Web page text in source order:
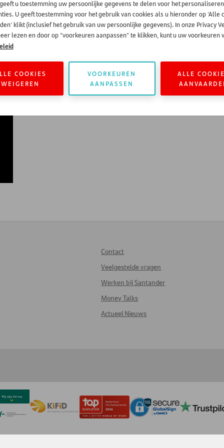
Performance Leadership, mede ontwikkeld met Button en
inspireren om hun kennis uit te breiden en nieuwe
Contact
Veelgestelde vragen
Werken bij Santander
Money Talks
Actueel Nieuws
u toestemming uw persoonlijke gegevens te delen voor het
U geeft toestemming voor het gebruik van cookies als u hieronder op 'Alle
klikt (inclusief het gebruik van uw persoonlijke gegevens). In onze Privacy
lezen en door op "voorkeuren aanpassen" te klikken, kunt u uw voorkeuren
COOKIES
WEIGEREN
VOORKEUREN
AANPASSEN
ALLE